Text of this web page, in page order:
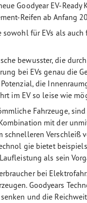
Goodyear EV-Ready
Reifen ab Anfang
für EVs als auch
bewusster, die
bei EVs genau die
die
im EV so leise wie
Fahrzeuge,
mit der
Verschleiß
gie bietet
als sein
bei
Goodyears
und die